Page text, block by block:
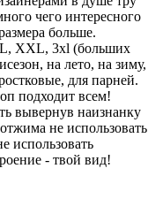
чего интересного
больше.
XXL, 3xl (больших
на лето, на зиму,
для парней.
подходит всем!
вывернув наизнанку
не использовать
использовать
- твой вид!